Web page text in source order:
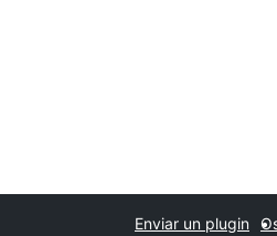
Enviar un plugin